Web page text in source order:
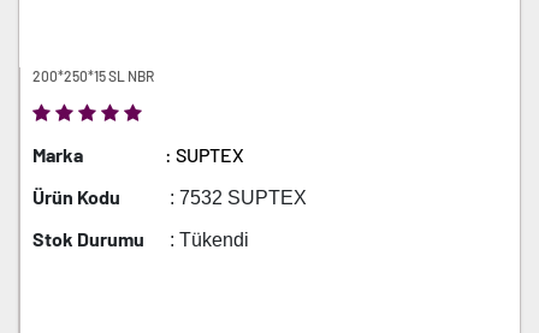
200*250*15 SL NBR
Marka
: SUPTEX
Ürün Kodu
: 7532 SUPTEX
Stok Durumu : Tükendi